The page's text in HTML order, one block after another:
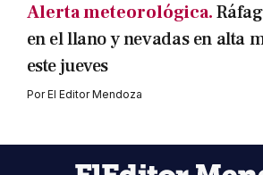
Alerta meteorológica.
en el llano y nevadas en alta
este jueves
PorEl Editor Mendoza